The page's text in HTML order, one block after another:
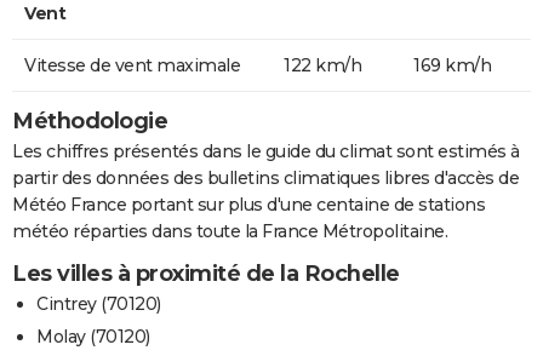
Vent
Vitesse de vent maximale 122 km/h 169 km/h
Méthodologie
Les chiffres présentés dans le guide du climat sont estimés à
partir des données des bulletins climatiques libres d'accès de
Météo France portant sur plus d'une centaine de stations
météo réparties dans toute la France Métropolitaine.
Les villes à proximité de la Rochelle
Cintrey (70120)
Molay (70120)